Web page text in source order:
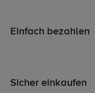
Einfach bezahlen
Sicher einkaufen